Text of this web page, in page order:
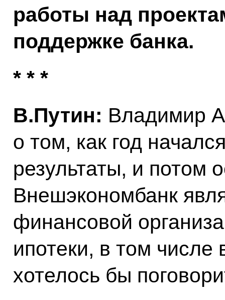
работы над
поддержке банка.
* * *
В.Путин: Владимир
о том, как год
результаты, и потом
Внешэкономбанк
финансовой
ипотеки, в том числе
хотелось бы